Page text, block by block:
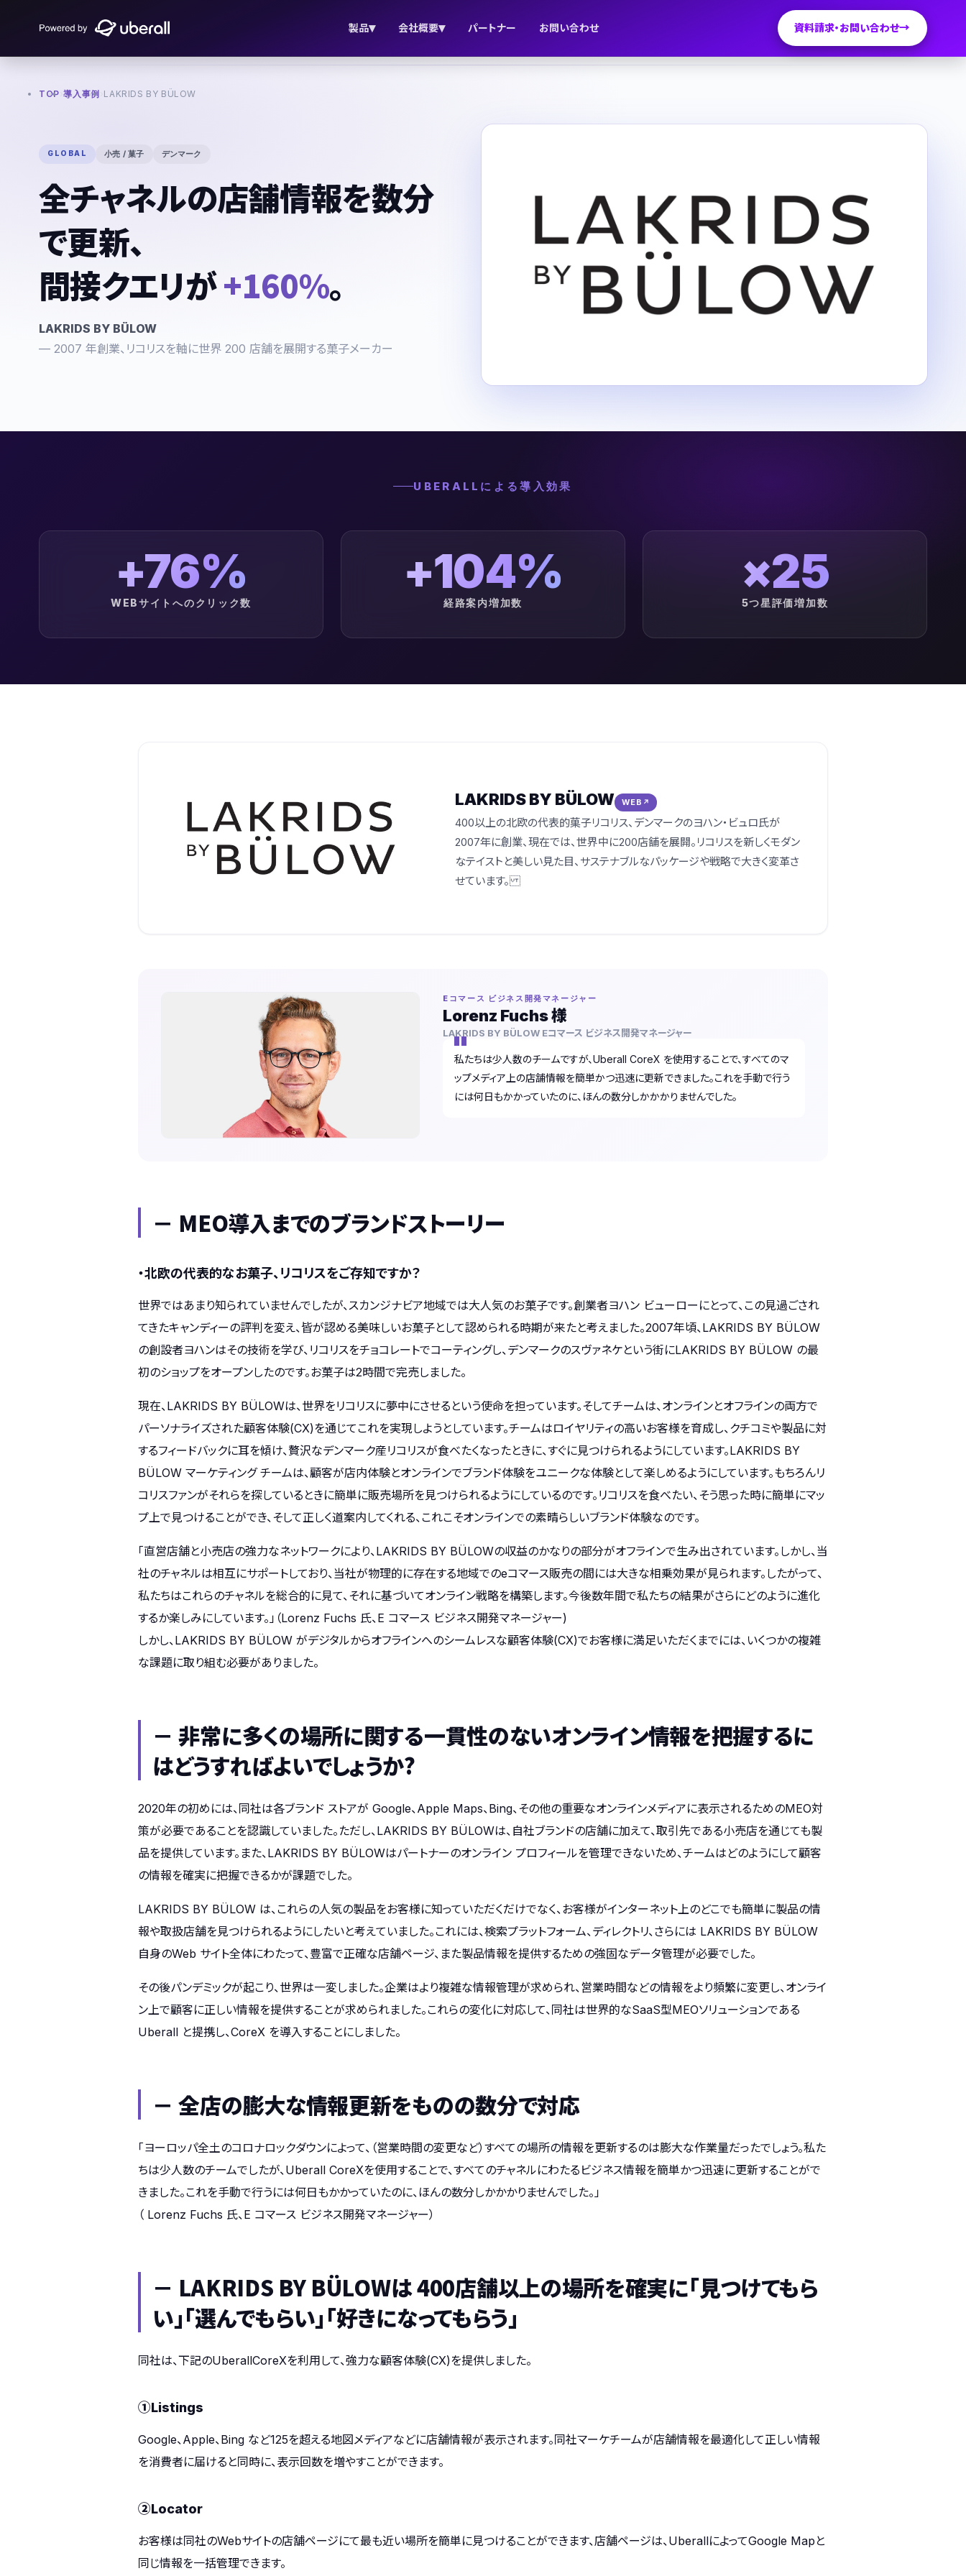
製品▾ 会社概要▾ パートナー お問い合わせ 資料請求・お問い合わせ
TOP ›導入事例 LAKRIDS BY BÜLOW
GLOBAL 小売 / 菓子 デンマーク
全チャネルの店舗情報を数分
で更新、
間接クエリが+160%。
LAKRIDS BY BÜLOW
— 2007 年創業、リコリスを軸に世界 200 店舗を展開する菓子メーカー
UBERALLによる導入効果
+76%
WEBサイトへのクリック数
+104%
経路案内増加数
×25
5つ星評価増加数
LAKRIDS BY BÜLOW WEB
400以上の北欧の代表的菓子リコリス、デンマークのヨハン・ビュロ氏が
2007年に創業、現在では、世界中に200店舗を展開。リコリスを新しくモダン
なテイストと美しい見た目、サステナブルなパッケージや戦略で大きく変革さ
せています。
Eコマース ビジネス開発マネージャー
Lorenz Fuchs 様
LAKRIDS BY BÜLOW Eコマース ビジネス開発マネージャー
私たちは少人数のチームですが、Uberall CoreX を使用することで、すべてのマ
ップメディア上の店舗情報を簡単かつ迅速に更新できました。これを手動で行う
には何日もかかっていたのに、ほんの数分しかかかりませんでした。
－ MEO導入までのブランドストーリー
・北欧の代表的なお菓子、リコリスをご存知ですか？
世界ではあまり知られていませんでしたが、スカンジナビア地域では大人気のお菓子です。創業者ヨハン ビューローにとって、この見過ごされ
てきたキャンディーの評判を変え、皆が認める美味しいお菓子として認められる時期が来たと考えました。2007年頃、LAKRIDS BY BÜLOW
の創設者ヨハンはその技術を学び、リコリスをチョコレートでコーティングし、デンマークのスヴァネケという街にLAKRIDS BY BÜLOW の最
初のショップをオープンしたのです。お菓子は2時間で完売しました。
現在、LAKRIDS BY BÜLOWは、世界をリコリスに夢中にさせるという使命を担っています。そしてチームは、オンラインとオフラインの両方で
パーソナライズされた顧客体験(CX)を通じてこれを実現しようとしています。チームはロイヤリティの高いお客様を育成し、クチコミや製品に対
するフィードバックに耳を傾け、贅沢なデンマーク産リコリスが食べたくなったときに、すぐに見つけられるようにしています。LAKRIDS BY
BÜLOW マーケティング チームは、顧客が店内体験とオンラインでブランド体験をユニークな体験として楽しめるようにしています。もちろんリ
コリスファンがそれらを探しているときに簡単に販売場所を見つけられるようにしているのです。リコリスを食べたい、そう思った時に簡単にマッ
プ上で見つけることができ、そして正しく道案内してくれる、これこそオンラインでの素晴らしいブランド体験なのです。
「直営店舗と小売店の強力なネットワークにより、LAKRIDS BY BÜLOWの収益のかなりの部分がオフラインで生み出されています。しかし、当
社のチャネルは相互にサポートしており、当社が物理的に存在する地域でのeコマース販売の間には大きな相乗効果が見られます。したがって、
私たちはこれらのチャネルを総合的に見て、それに基づいてオンライン戦略を構築します。今後数年間で私たちの結果がさらにどのように進化
するか楽しみにしています。」（Lorenz Fuchs 氏、E コマース ビジネス開発マネージャー)
しかし、LAKRIDS BY BÜLOW がデジタルからオフラインへのシームレスな顧客体験(CX)でお客様に満足いただくまでには、いくつかの複雑
な課題に取り組む必要がありました。
－ 非常に多くの場所に関する一貫性のないオンライン情報を把握するに
はどうすればよいでしょうか?
2020年の初めには、同社は各ブランド ストアが Google、Apple Maps、Bing、その他の重要なオンラインメディアに表示されるためのMEO対
策が必要であることを認識していました。ただし、LAKRIDS BY BÜLOWは、自社ブランドの店舗に加えて、取引先である小売店を通じても製
品を提供しています。また、LAKRIDS BY BÜLOWはパートナーのオンライン プロフィールを管理できないため、チームはどのようにして顧客
の情報を確実に把握できるかが課題でした。
LAKRIDS BY BÜLOW は、これらの人気の製品をお客様に知っていただくだけでなく、お客様がインターネット上のどこでも簡単に製品の情
報や取扱店舗を見つけられるようにしたいと考えていました。これには、検索プラットフォーム、ディレクトリ、さらには LAKRIDS BY BÜLOW
自身のWeb サイト全体にわたって、豊富で正確な店舗ページ、また製品情報を提供するための強固なデータ管理が必要でした。
その後パンデミックが起こり、世界は一変しました。企業はより複雑な情報管理が求められ、営業時間などの情報をより頻繁に変更し、オンライ
ン上で顧客に正しい情報を提供することが求められました。これらの変化に対応して、同社は世界的なSaaS型MEOソリューションである
Uberall と提携し、CoreX を導入することにしました。
－ 全店の膨大な情報更新をものの数分で対応
「ヨーロッパ全土のコロナロックダウンによって、（営業時間の変更など）すべての場所の情報を更新するのは膨大な作業量だったでしょう。私た
ちは少人数のチームでしたが、Uberall CoreXを使用することで、すべてのチャネルにわたるビジネス情報を簡単かつ迅速に更新することがで
きました。これを手動で行うには何日もかかっていたのに、ほんの数分しかかかりませんでした。」
（ Lorenz Fuchs 氏、E コマース ビジネス開発マネージャー）
－ LAKRIDS BY BÜLOWは 400店舗以上の場所を確実に「見つけてもら
い」「選んでもらい」「好きになってもらう」
同社は、下記のUberallCoreXを利用して、強力な顧客体験(CX)を提供しました。
①Listings
Google、Apple、Bing など125を超える地図メディアなどに店舗情報が表示されます。同社マーケチームが店舗情報を最適化して正しい情報
を消費者に届けると同時に、表示回数を増やすことができます。
②Locator
お客様は同社のWebサイトの店舗ページにて最も近い場所を簡単に見つけることができます、店舗ページは、UberallによってGoogle Mapと
同じ情報を一括管理できます。